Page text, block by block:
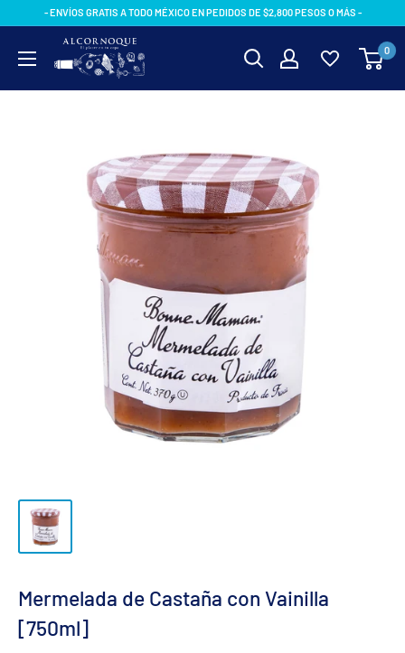
- ENVÍOS GRATIS A TODO MÉXICO EN PEDIDOS DE $2,800 PESOS O MÁS -
AlcornoqueMX 0
Mermelada de Castaña con Vainilla
[750ml]